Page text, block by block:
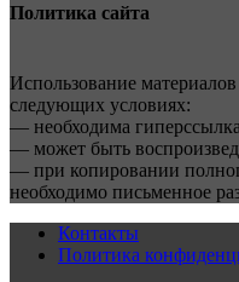
Политика сайта
Использование
следующих условиях:
— необходима
— может быть
— при копировании
необходимо письменное
Контакты
Политика